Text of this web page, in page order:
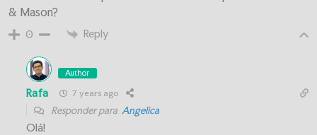
& Mason?
0 Reply
Author
Rafa 7 years ago
Responder para Angelica
Olá!